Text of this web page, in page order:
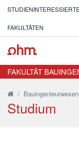
FAKULTÄTEN
FAKULTÄT
/ Bauingenieurwesen
Studium